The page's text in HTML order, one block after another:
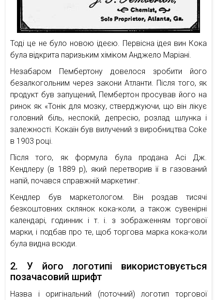
Тоді це не було новою ідеєю. Первісна ідея вин Кока
була відкрита паризьким хіміком Анджело Маріані.
Незабаром Пембертону довелося зробити його
безалкогольним через закони Атланти. Після того, як
продукт був запущений, Пембертон просував його на
ринок як «Тонік для мозку, стверджуючи, що він лікує
головний біль, неспокій, депресію, розлад шлунка і
залежності. Кокаїн був вилучений з виробництва Coke
в 1903 році.
Після того, як формула була продана Асі Дж.
Кендлеру (в 1889 р), який перетворив її в газований
напій, почався справжній маркетинг.
Кендлер був маркетологом. Він роздав тисячі
безкоштовних склянок кока-коли, а також сувенірні
календарі, годинник і т. і. з зображенням торгової
марки, і подбав про те, щоб торгова марка кока-коли
була видна всюди.
2. У його логотипі використовується
позачасовий шрифт
Назва і оригінальний (поточний) логотип торгової